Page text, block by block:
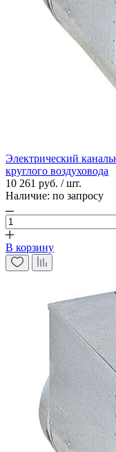
Электрический
круглого воздуховода
10 261 руб. / шт.
Наличие: по запросу
В корзину